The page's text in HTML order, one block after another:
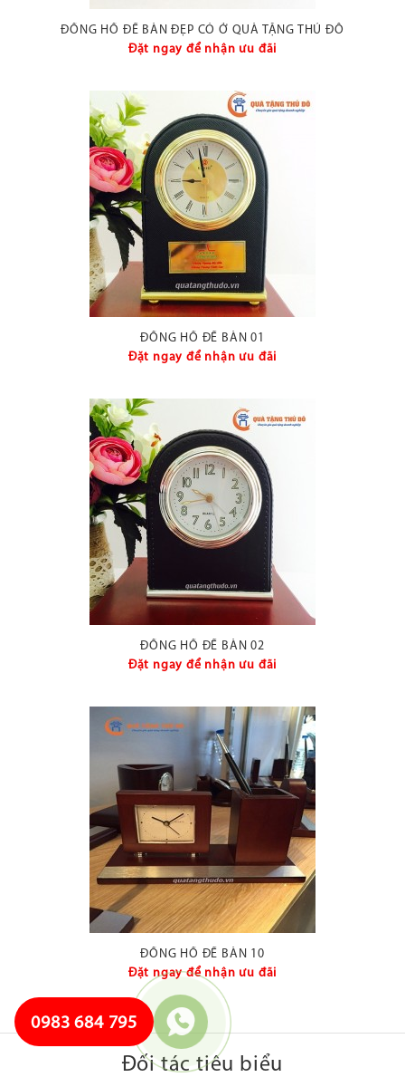
ĐỒNG HỒ ĐỂ BÀN ĐẸP CÓ Ở QUÀ TẶNG THỦ ĐÔ
Đặt ngay để nhận ưu đãi
ĐỒNG HỒ ĐỂ BÀN 01
Đặt ngay để nhận ưu đãi
ĐỒNG HỒ ĐỂ BÀN 02
Đặt ngay để nhận ưu đãi
ĐỒNG HỒ ĐỂ BÀN 10
Đặt ngay để nhận ưu đãi
Đối tác tiêu biểu
0983 684 795